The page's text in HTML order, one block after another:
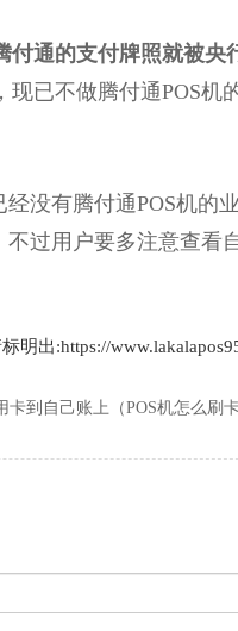
付通的支付牌照就被央
，现已不做腾付通POS
有腾付通POS机的
不过用户要多注意查看
明出:https://
卡到自己账上（POS机怎么刷